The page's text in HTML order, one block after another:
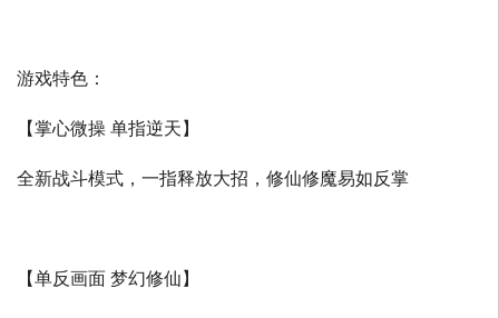
游戏特色：
【掌心微操 单指逆天】
全新战斗模式，一指释放大招，修仙修魔易如反掌
【单反画面 梦幻修仙】